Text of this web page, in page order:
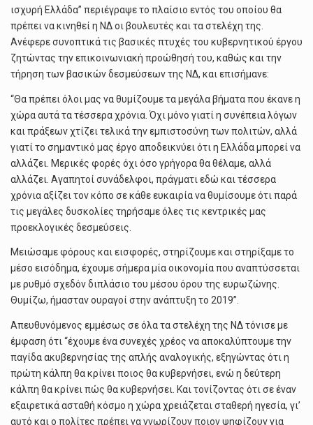
ισχυρή Ελλάδα” περιέγραψε το πλαίσιο εντός του οποίου θα
πρέπει να κινηθεί η ΝΔ οι βουλευτές και τα στελέχη της.
Ανέφερε συνοπτικά τις βασικές πτυχές του κυβερνητικού έργου
ζητώντας την επικοινωνιακή προώθησή του, καθώς και την
τήρηση των βασικών δεσμεύσεων της ΝΔ, και επισήμανε:
“Θα πρέπει όλοι μας να θυμίζουμε τα μεγάλα βήματα που έκανε η
χώρα αυτά τα τέσσερα χρόνια. Όχι μόνο γιατί η συνέπεια λόγων
και πράξεων χτίζει τελικά την εμπιστοσύνη των πολιτών, αλλά
γιατί το σημαντικό μας έργο αποδεικνύει ότι η Ελλάδα μπορεί να
αλλάζει. Μερικές φορές όχι όσο γρήγορα θα θέλαμε, αλλά
αλλάζει. Αγαπητοί συνάδελφοι, πράγματι εδώ και τέσσερα
χρόνια αξίζει τον κόπο σε κάθε ευκαιρία να θυμίσουμε ότι παρά
τις μεγάλες δυσκολίες τηρήσαμε όλες τις κεντρικές μας
προεκλογικές δεσμεύσεις.
Μειώσαμε φόρους και εισφορές, στηρίζουμε και στηρίξαμε το
μέσο εισόδημα, έχουμε σήμερα μία οικονομία που αναπτύσσεται
με ρυθμό σχεδόν διπλάσιο του μέσου όρου της ευρωζώνης.
Θυμίζω, ήμασταν ουραγοί στην ανάπτυξη το 2019”.
Απευθυνόμενος εμμέσως σε όλα τα στελέχη της ΝΔ τόνισε με
έμφαση ότι “έχουμε ένα συνεχές χρέος να αποκαλύπτουμε την
παγίδα ακυβερνησίας της απλής αναλογικής, εξηγώντας ότι η
πρώτη κάλπη θα κρίνει ποιος θα κυβερνήσει, ενώ η δεύτερη
κάλπη θα κρίνει πώς θα κυβερνήσει. Και τονίζοντας ότι σε έναν
εξαιρετικά ασταθή κόσμο η χώρα χρειάζεται σταθερή ηγεσία, γι’
αυτό και ο πολίτες πρέπει να γνωρίζουν ποιον ψηφίζουν για